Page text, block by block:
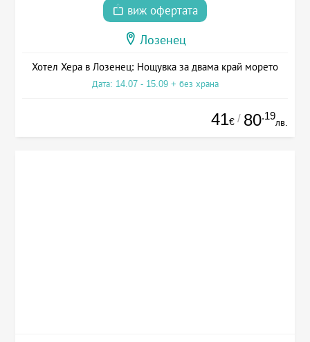
виж офертата
Лозенец
Хотел Хера в Лозенец: Нощувка за двама край морето
Дата: 14.07 - 15.09 + без храна
41€ / 80.19
лв.